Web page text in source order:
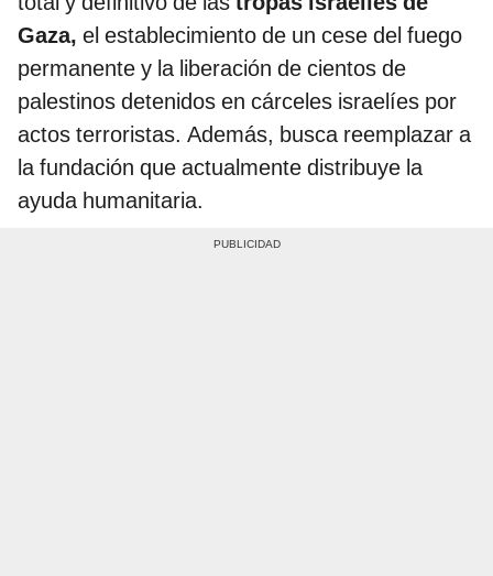
Gaza, el establecimiento de un cese del fuego
permanente y la liberación de cientos de
palestinos detenidos en cárceles israelíes por
actos terroristas. Además, busca reemplazar a
la fundación que actualmente distribuye la
ayuda humanitaria.